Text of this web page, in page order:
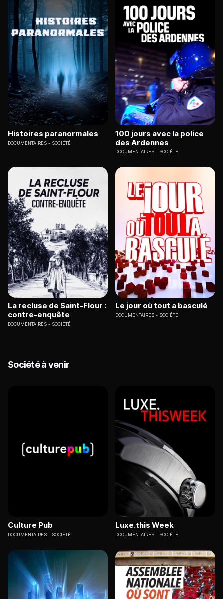
Histoires paranormales
DOCUMENTAIRES SOCIÉTÉ
100 jours avec la police
des Ardennes
DOCUMENTAIRES SOCIÉTÉ
La recluse de Saint-Flour :
contre-enquête
DOCUMENTAIRES SOCIÉTÉ
Le jour où tout a basculé
DOCUMENTAIRES SOCIÉTÉ
Société à venir
Culture Pub
DOCUMENTAIRES SOCIÉTÉ
Luxe.this Week
DOCUMENTAIRES SOCIÉTÉ